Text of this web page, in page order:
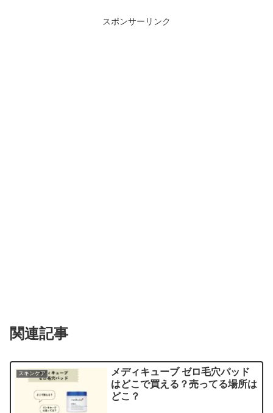
スポンサーリンク
関連記事
スキンケア
メディキューブ ゼロ毛穴パッド
はどこで買える？売ってる場所は
どこ？